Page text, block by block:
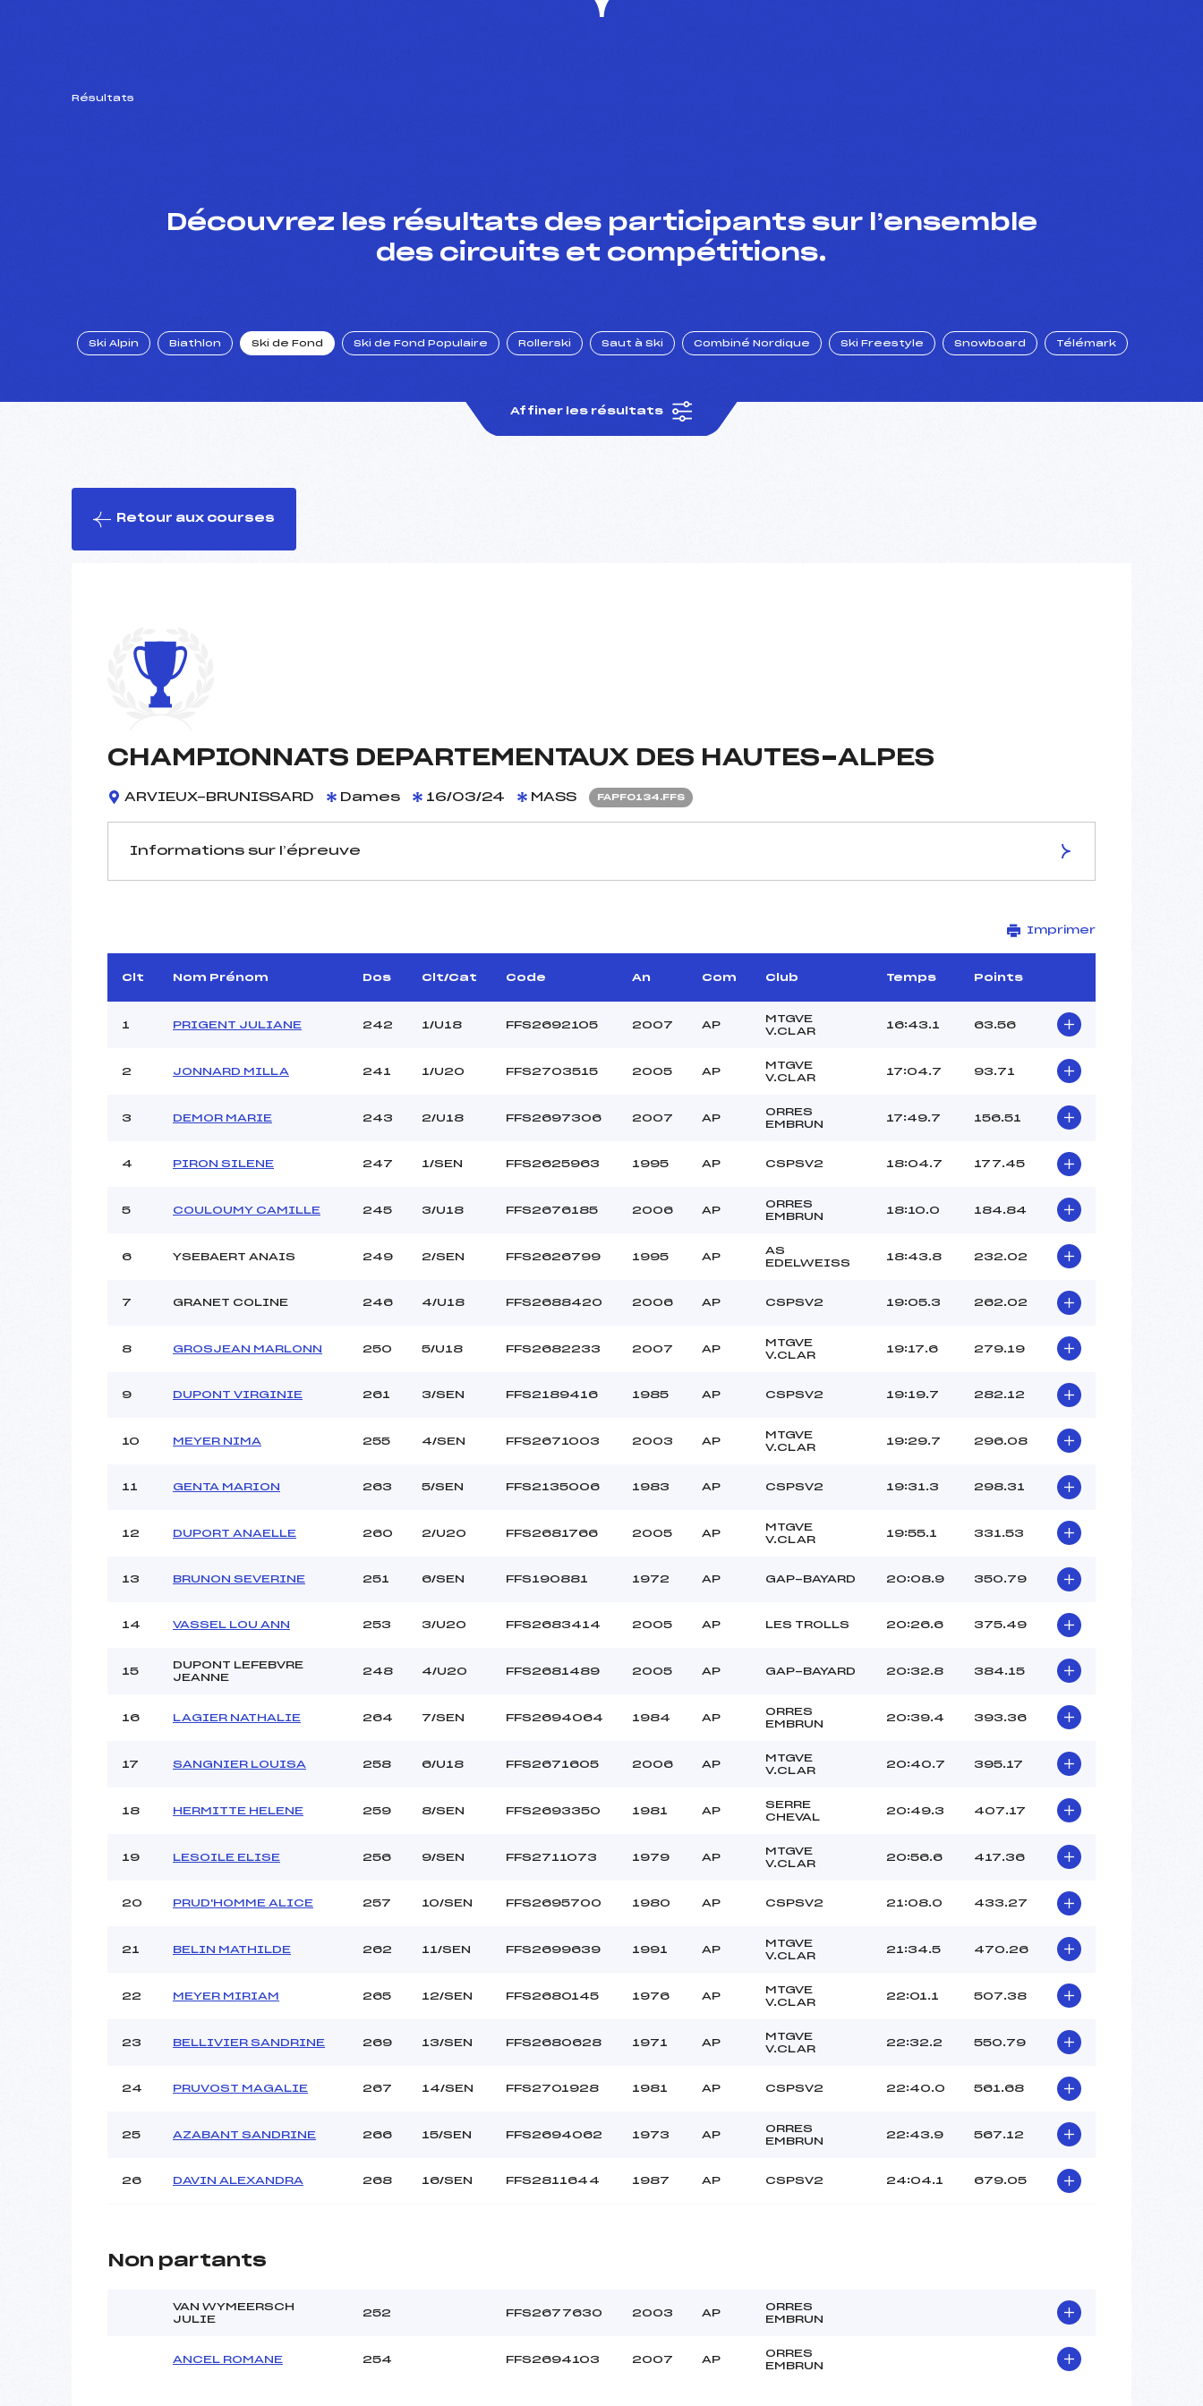
Résultats
Découvrez les résultats des participants sur l’ensemble
des circuits et compétitions.
Ski Alpin Biathlon Ski de Fond Ski de Fond Populaire Rollerski Saut à Ski Combiné Nordique Ski Freestyle Snowboard Télémark
Affiner les résultats
Retour aux courses
CHAMPIONNATS DEPARTEMENTAUX DES HAUTES-ALPES
ARVIEUX-BRUNISSARD Dames 16/03/24 MASS FAPF0134.FFS
Informations sur l’épreuve
D.T Adjoint :
ANNEN ANTONIN (SA)
Dir. Epreuve :
CHABRE DANIEL (AP)
–
Distance :
5 km
Point Haut :
Pénalité appliquée :
63.5600
Imprimer
Clt Nom Prénom Dos Clt/Cat Code An Com Club Temps Points
1 PRIGENT JULIANE 242 1/U18 FFS2692105 2007 AP
MTGVE
V.CLAR
16:43.1 63.56
2 JONNARD MILLA 241 1/U20 FFS2703515 2005 AP
MTGVE
V.CLAR
17:04.7 93.71
3 DEMOR MARIE 243 2/U18 FFS2697306 2007 AP
ORRES
EMBRUN
17:49.7 156.51
4 PIRON SILENE 247 1/SEN FFS2625963 1995 AP CSPSV2 18:04.7 177.45
5 COULOUMY CAMILLE 245 3/U18 FFS2676185 2006 AP
ORRES
EMBRUN
18:10.0 184.84
6 YSEBAERT ANAIS 249 2/SEN FFS2626799 1995 AP
AS
EDELWEISS
18:43.8 232.02
7 GRANET COLINE 246 4/U18 FFS2688420 2006 AP CSPSV2 19:05.3 262.02
8 GROSJEAN MARLONN 250 5/U18 FFS2682233 2007 AP
MTGVE
V.CLAR
19:17.6 279.19
9 DUPONT VIRGINIE 261 3/SEN FFS2189416 1985 AP CSPSV2 19:19.7 282.12
10 MEYER NIMA 255 4/SEN FFS2671003 2003 AP
MTGVE
V.CLAR
19:29.7 296.08
11 GENTA MARION 263 5/SEN FFS2135006 1983 AP CSPSV2 19:31.3 298.31
12 DUPORT ANAELLE 260 2/U20 FFS2681766 2005 AP
MTGVE
V.CLAR
19:55.1 331.53
13 BRUNON SEVERINE 251 6/SEN FFS190881 1972 AP GAP-BAYARD 20:08.9 350.79
14 VASSEL LOU ANN 253 3/U20 FFS2683414 2005 AP LES TROLLS 20:26.6 375.49
15
DUPONT LEFEBVRE
JEANNE
248 4/U20 FFS2681489 2005 AP GAP-BAYARD 20:32.8 384.15
16 LAGIER NATHALIE 264 7/SEN FFS2694064 1984 AP
ORRES
EMBRUN
20:39.4 393.36
17 SANGNIER LOUISA 258 6/U18 FFS2671605 2006 AP
MTGVE
V.CLAR
20:40.7 395.17
18 HERMITTE HELENE 259 8/SEN FFS2693350 1981 AP
SERRE
CHEVAL
20:49.3 407.17
19 LESOILE ELISE 256 9/SEN FFS2711073 1979 AP
MTGVE
V.CLAR
20:56.6 417.36
20 PRUD'HOMME ALICE 257 10/SEN FFS2695700 1980 AP CSPSV2 21:08.0 433.27
21 BELIN MATHILDE 262 11/SEN FFS2699639 1991 AP
MTGVE
V.CLAR
21:34.5 470.26
22 MEYER MIRIAM 265 12/SEN FFS2680145 1976 AP
MTGVE
V.CLAR
22:01.1 507.38
23 BELLIVIER SANDRINE 269 13/SEN FFS2680628 1971 AP
MTGVE
V.CLAR
22:32.2 550.79
24 PRUVOST MAGALIE 267 14/SEN FFS2701928 1981 AP CSPSV2 22:40.0 561.68
25 AZABANT SANDRINE 266 15/SEN FFS2694062 1973 AP
ORRES
EMBRUN
22:43.9 567.12
26 DAVIN ALEXANDRA 268 16/SEN FFS2811644 1987 AP CSPSV2 24:04.1 679.05
Non partants
VAN WYMEERSCH
JULIE
252 FFS2677630 2003 AP
ORRES
EMBRUN
ANCEL ROMANE 254 FFS2694103 2007 AP
ORRES
EMBRUN